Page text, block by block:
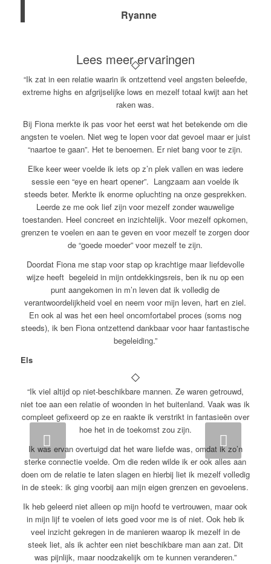
Ryanne
Lees meer ervaringen
“Ik zat in een relatie waarin ik ontzettend veel angsten beleefde,
extreme highs en afgrijselijke lows en mezelf totaal kwijt aan het
raken was.
Bij Fiona merkte ik pas voor het eerst wat het betekende om die
angsten te voelen. Niet weg te lopen voor dat gevoel maar er juist
“naartoe te gaan”. Het te benoemen. Er niet bang voor te zijn.
Elke keer weer voelde ik iets op z’n plek vallen en was iedere
sessie een “eye en heart opener”. Langzaam aan voelde ik
steeds beter. Merkte ik enorme opluchting na onze gesprekken.
Leerde ze me ook lief zijn voor mezelf zonder wauwelige
toestanden. Heel concreet en inzichtelijk. Voor mezelf opkomen,
grenzen te voelen en aan te geven en voor mezelf te zorgen door
de “goede moeder” voor mezelf te zijn.
Doordat Fiona me stap voor stap op krachtige maar liefdevolle
wijze heeft begeleid in mijn ontdekkingsreis, ben ik nu op een
punt aangekomen in m’n leven dat ik volledig de
verantwoordelijkheid voel en neem voor mijn leven, hart en ziel.
En ook al was het een heel oncomfortabel proces (soms nog
steeds), ik ben Fiona ontzettend dankbaar voor haar fantastische
begeleiding.”
Els
“Ik viel altijd op niet-beschikbare mannen. Ze waren getrouwd,
niet toe aan een relatie of woonden in het buitenland. Vaak was ik
compleet gefixeerd op ze en raakte ik verstrikt in fantasieën over
hoe het in de toekomst zou zijn.
Ik was ervan overtuigd dat het ware liefde was, omdat ik zo’n
sterke connectie voelde. Om die reden wilde ik er ook alles aan
doen om de relatie te laten slagen en hierbij liet ik mezelf volledig
in de steek: ik ging voorbij aan mijn eigen grenzen en gevoelens.
Ik heb geleerd niet alleen op mijn hoofd te vertrouwen, maar ook
in mijn lijf te voelen of iets goed voor me is of niet. Ook heb ik
veel inzicht gekregen in de manieren waarop ik mezelf in de
steek liet, als ik achter een niet beschikbare man aan zat. Dit
was pijnlijk, maar noodzakelijk om te kunnen veranderen.”
Volgende